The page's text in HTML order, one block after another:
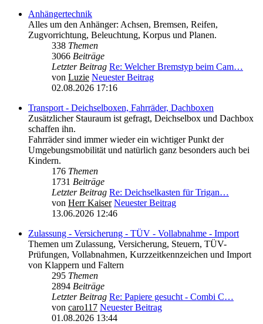
Anhängertechnik
Alles um den Anhänger: Achsen, Bremsen, Reifen,
Zugvorrichtung, Beleuchtung, Korpus und Planen.
338 Themen
3066 Beiträge
Letzter Beitrag Re: Welcher Bremstyp beim Cam…
von Luzie Neuester Beitrag
02.08.2026 17:16
Transport - Deichselboxen, Fahrräder, Dachboxen
Zusätzlicher Stauraum ist gefragt, Deichselbox und Dachbox
schaffen ihn.
Fahrräder sind immer wieder ein wichtiger Punkt der
Umgebungsmobilität und natürlich ganz besonders auch bei
Kindern.
176 Themen
1731 Beiträge
Letzter Beitrag Re: Deichselkasten für Trigan…
von Herr Kaiser Neuester Beitrag
13.06.2026 12:46
Zulassung - Versicherung - TÜV - Vollabnahme - Import
Themen um Zulassung, Versicherung, Steuern, TÜV-
Prüfungen, Vollabnahmen, Kurzzeitkennzeichen und Import
von Klappern und Faltern
295 Themen
2894 Beiträge
Letzter Beitrag Re: Papiere gesucht - Combi C…
von caro117 Neuester Beitrag
01.08.2026 13:44